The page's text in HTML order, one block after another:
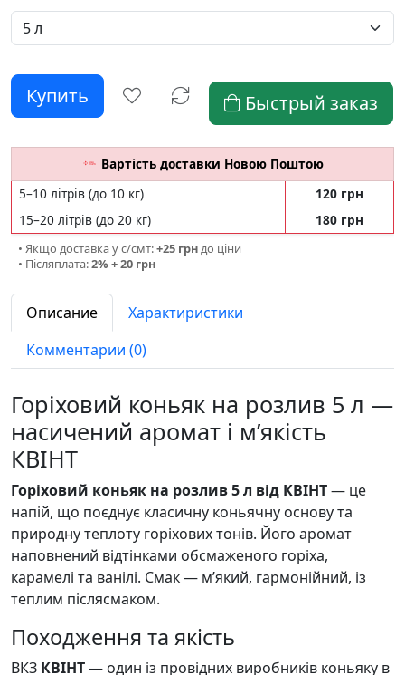
Быстрый заказ
Вартість доставки Новою Поштою
5–10 літрів (до 10 кг)
120 грн
15–20 літрів (до 20 кг)
180 грн
• Якщо доставка у с/смт:+25 грн до ціни
• Післяплата:2% + 20 грн
Описание
Характиристики
Комментарии (0)
Горіховий коньяк на розлив 5 л —
насичений аромат і м’якість
КВІНТ
Горіховий коньяк на розлив 5 л від КВІНТ— це
напій, що поєднує класичну коньячну основу та
природну теплоту горіхових тонів. Його аромат
наповнений відтінками обсмаженого горіха,
карамелі та ванілі. Смак — м’який, гармонійний, із
теплим післясмаком.
Походження та якість
ВКЗ КВІНТ— один із провідних виробників коньяку в